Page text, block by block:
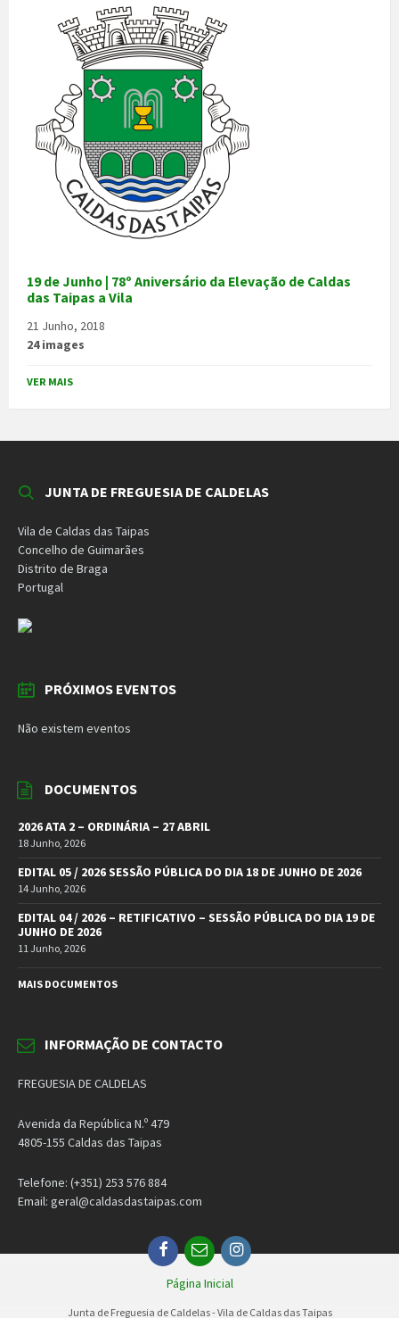
19 de Junho | 78º Aniversário da Elevação de Caldas
das Taipas a Vila
21 Junho, 2018
24 images
VER MAIS
JUNTA DE FREGUESIA DE CALDELAS
Vila de Caldas das Taipas
Concelho de Guimarães
Distrito de Braga
Portugal
PRÓXIMOS EVENTOS
Não existem eventos
DOCUMENTOS
2026 ATA 2 – ORDINÁRIA – 27 ABRIL
18 Junho, 2026
EDITAL 05 / 2026 SESSÃO PÚBLICA DO DIA 18 DE JUNHO DE 2026
14 Junho, 2026
EDITAL 04 / 2026 – RETIFICATIVO – SESSÃO PÚBLICA DO DIA 19 DE
JUNHO DE 2026
11 Junho, 2026
MAIS DOCUMENTOS
INFORMAÇÃO DE CONTACTO
FREGUESIA DE CALDELAS
Avenida da República N.º 479
4805-155 Caldas das Taipas
Telefone: (+351) 253 576 884
Email: geral@caldasdastaipas.com
Facebook
EmailInstagram
Página Inicial
Junta de Freguesia de Caldelas - Vila de Caldas das Taipas